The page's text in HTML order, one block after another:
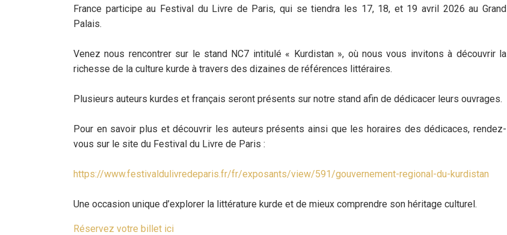
France participe au Festival du Livre de Paris, qui se tiendra les 17, 18, et 19 avril 2026 au Grand
Palais.
Venez nous rencontrer sur le stand NC7 intitulé « Kurdistan », où nous vous invitons à découvrir la
richesse de la culture kurde à travers des dizaines de références littéraires.
Plusieurs auteurs kurdes et français seront présents sur notre stand afin de dédicacer leurs ouvrages.
Pour en savoir plus et découvrir les auteurs présents ainsi que les horaires des dédicaces, rendez-
vous sur le site du Festival du Livre de Paris :
https://www.festivaldulivredeparis.fr/fr/exposants/view/591/gouvernement-regional-du-kurdistan
Une occasion unique d’explorer la littérature kurde et de mieux comprendre son héritage culturel.
Réservez votre billet ici